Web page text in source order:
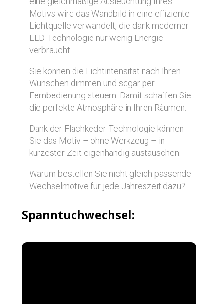
Motivs wird das Wandbild in eine effiziente
Lichtquelle verwandelt, die dank moderner
LED-Technologie nur wenig Energie
verbraucht.
Sie können die Lichtintensität nach Ihren
Wünschen dimmen und sogar per
Fernbedienung steuern. Damit schaffen Sie
die perfekte Atmosphäre in Ihren Räumen.
Dank der Flachkeder-Technologie können
Sie das Motiv – ohne Werkzeug – in
kürzester Zeit eigenhändig austauschen.
Warum bestellen Sie nicht gleich passende
Wechselmotive für jede Jahreszeit dazu?
Spanntuchwechsel: